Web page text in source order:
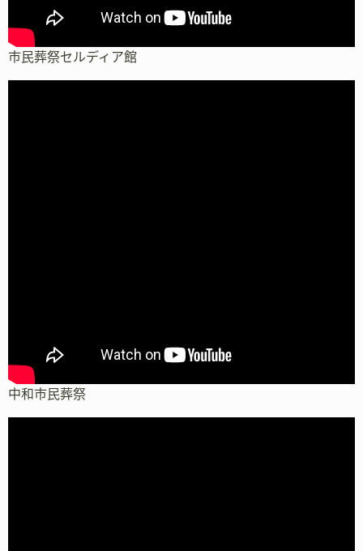
市民葬祭セルディア館
中和市民葬祭